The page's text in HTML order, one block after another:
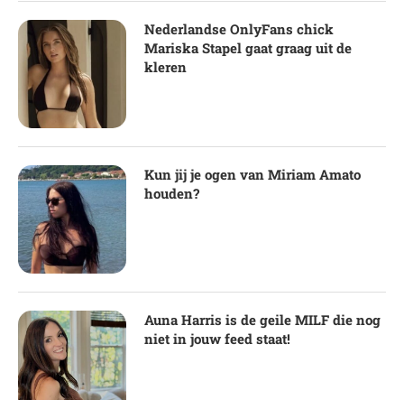
Nederlandse OnlyFans chick
Mariska Stapel gaat graag uit de
kleren
Kun jij je ogen van Miriam Amato
houden?
Auna Harris is de geile MILF die nog
niet in jouw feed staat!